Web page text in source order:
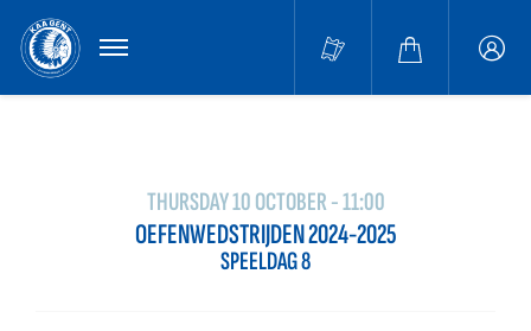
MENU
THURSDAY 10 OCTOBER - 11:00
OEFENWEDSTRIJDEN 2024-2025
SPEELDAG 8